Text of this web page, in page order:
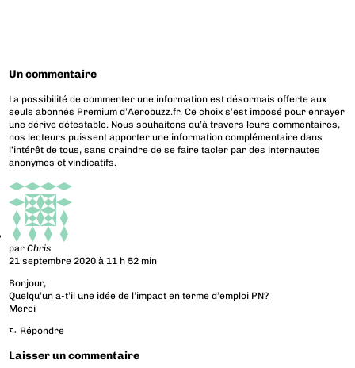
Un commentaire
La possibilité de commenter une information est désormais offerte aux
seuls abonnés Premium d’Aerobuzz.fr. Ce choix s’est imposé pour enrayer
une dérive détestable. Nous souhaitons qu’à travers leurs commentaires,
nos lecteurs puissent apporter une information complémentaire dans
l’intérêt de tous, sans craindre de se faire tacler par des internautes
anonymes et vindicatifs.
parChris
21 septembre 2020 à 11 h 52 min
Bonjour,
Quelqu’un a-t’il une idée de l’impact en terme d’emploi PN?
Merci
⮑ Répondre
Laisser un commentaire